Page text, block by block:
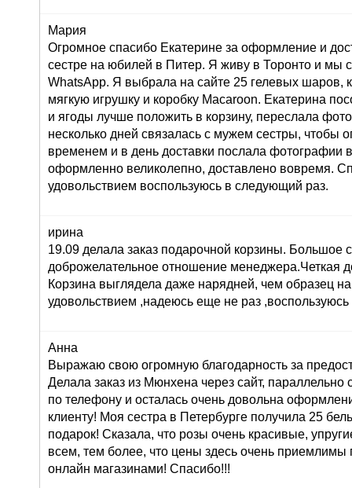
Мария
Огромное спасибо Екатерине за оформление и
сестре на юбилей в Питер. Я живу в Торонто и мы
WhatsApp. Я выбрала на сайте 25 гелевых шаров,
мягкую игрушку и коробку Macaroon. Екатерина
и ягоды лучше положить в корзину, переслала
несколько дней связалась с мужем сестры, чтобы
временем и в день доставки послала фотографии
оформленно великолепно, доставлено вовремя.
удовольствием воспользуюсь в следующий раз.
ирина
19.09 делала заказ подарочной корзины. Большое
доброжелательное отношение менеджера.Четкая
Корзина выглядела даже нарядней, чем образец
удовольствием ,надеюсь еще не раз
Анна
Выражаю свою огромную благодарность за
Делала заказ из Мюнхена через сайт, параллельно
по телефону и осталась очень довольна
клиенту! Моя сестра в Петербурге получила 25
подарок! Сказала, что розы очень красивые,
всем, тем более, что цены здесь очень приемлимы
онлайн магазинами! Спасибо!!!